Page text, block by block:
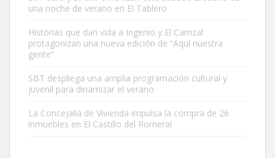
Busco adopción responsable para mi perra. Pastor alemán,
hembra, 4 años. Por motivos personales ...
Leales.org » Gran Canaria
una noche de verano en El Tablero
Historias que dan vida a Ingenio y El Carrizal
protagonizan una nueva edición de “Aquí nuestra
gente”
SBT despliega una amplia programación cultural y
juvenil para dinamizar el verano
La Concejalía de Vivienda impulsa la compra de 26
inmuebles en El Castillo del Romeral